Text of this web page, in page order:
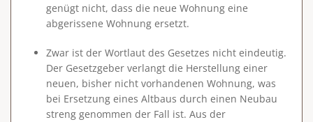
genügt nicht, dass die neue Wohnung eine
abgerissene Wohnung ersetzt.
Zwar ist der Wortlaut des Gesetzes nicht eindeutig.
Der Gesetzgeber verlangt die Herstellung einer
neuen, bisher nicht vorhandenen Wohnung, was
bei Ersetzung eines Altbaus durch einen Neubau
streng genommen der Fall ist. Aus der